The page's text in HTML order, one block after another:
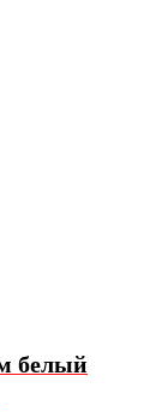
белый